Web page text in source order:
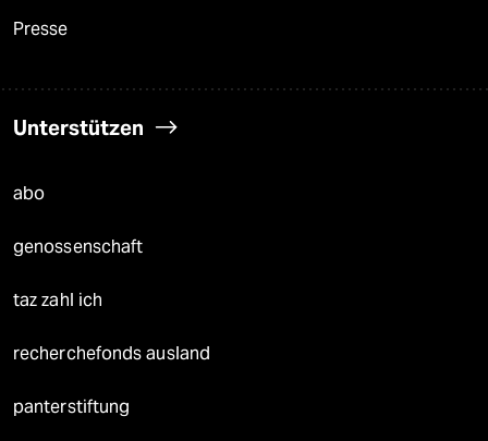
Presse
Unterstützen
abo
genossenschaft
taz zahl ich
recherchefonds ausland
panterstiftung